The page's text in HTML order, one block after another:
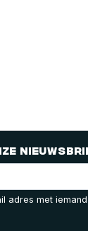
adres met